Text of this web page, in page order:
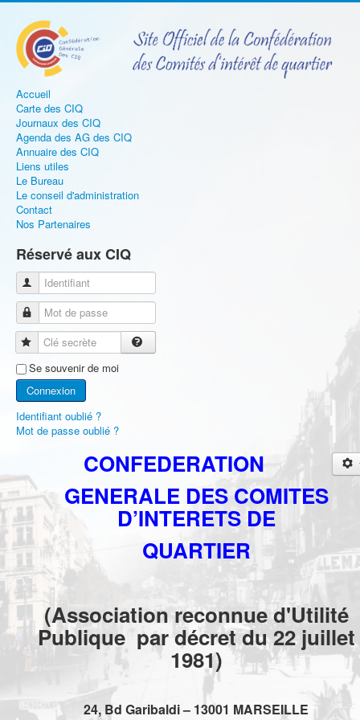
Accueil
Carte des CIQ
Journaux des CIQ
Agenda des AG des CIQ
Annuaire des CIQ
Liens utiles
Le Bureau
Le conseil d'administration
Contact
Nos Partenaires
Réservé aux CIQ
Identifiant
Mot de passe
Clé secrète
Se souvenir de moi
Connexion
Identifiant oublié ?
Mot de passe oublié ?
CONFEDERATION
GENERALE DES COMITES
D’INTERETS DE
QUARTIER
(Association reconnue d'Utilité
Publique par décret du 22 juillet
1981)
24, Bd Garibaldi – 13001 MARSEILLE